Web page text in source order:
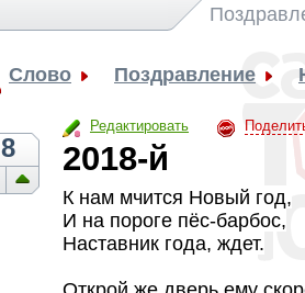
Слово Поздравление
Редактировать
8 2018-й
К нам мчится Новый год,
И на пороге пёс-барбос,
Наставник года, ждет.